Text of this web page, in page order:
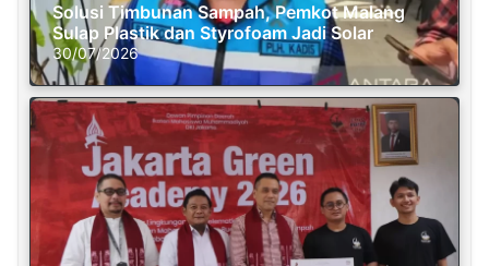
Solusi Timbunan Sampah, Pemkot Malang
Sulap Plastik dan Styrofoam Jadi Solar
30/07/2026